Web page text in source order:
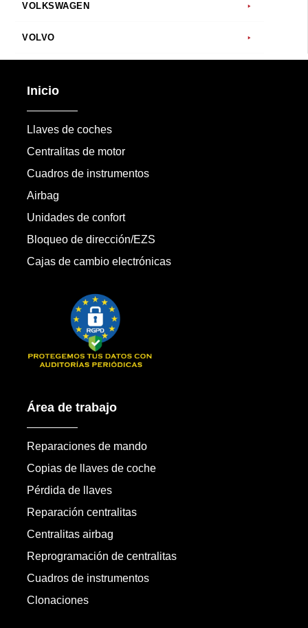
VOLKSWAGEN
VOLVO
Inicio
Llaves de coches
Centralitas de motor
Cuadros de instrumentos
Airbag
Unidades de confort
Bloqueo de dirección/EZS
Cajas de cambio electrónicas
Área de trabajo
Reparaciones de mando
Copias de llaves de coche
Pérdida de llaves
Reparación centralitas
Centralitas airbag
Reprogramación de centralitas
Cuadros de instrumentos
Clonaciones